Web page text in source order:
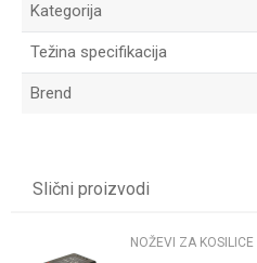
Kategorija
Težina specifikacija
Brend
Slični proizvodi
NOŽEVI ZA KOSILICE